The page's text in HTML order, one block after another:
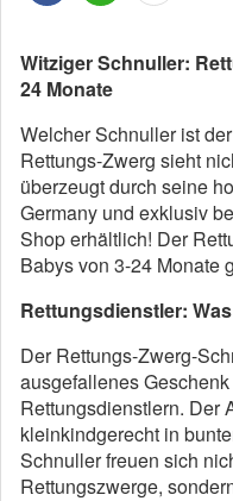
Witziger Schnuller:
24 Monate
Welcher Schnuller ist
Rettungs-Zwerg sieht
überzeugt durch seine
Germany und exklusiv
Shop erhältlich! Der
Babys von 3-24 Monate
Rettungsdienstler:
Der Rettungs-Zwerg-
ausgefallenes
Rettungsdienstlern. Der
kleinkindgerecht in
Schnuller freuen sich
Rettungszwerge,